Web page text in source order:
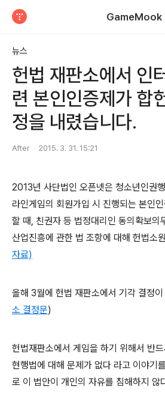
GameMook
뉴스
헌법 재판소에서 인
련 본인인증제가 합
정을 내렸습니다.
After 2015. 3. 31. 15:21
2013년 사단법인 오픈넷은 청소년인권
라인게임의 회원가입 시 진행되는 본인
할 때, 친권자 등 법정대리인 동의확보의
산업진흥에 관한 법 조항에 대해 헌법소
자료)
올해 3월에 헌법 재판소에서 기각 결정
소 결정문)
헌법재판소에서 게임을 하기 위해서 반
현행법에 대해 문제가 없다 라고 이야기
로 이 법안이 개인의 자유를 침해하지 않